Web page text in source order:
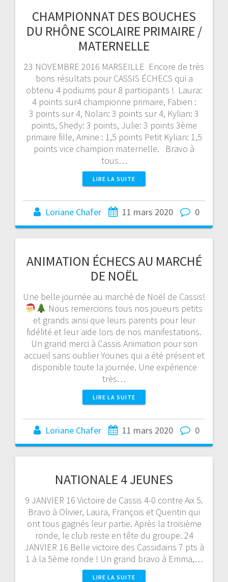
CHAMPIONNAT DES BOUCHES
DU RHÔNE SCOLAIRE PRIMAIRE /
MATERNELLE
23 NOVEMBRE 2016 MARSEILLE Encore de très
bons résultats pour CASSIS ÉCHECS qui a
obtenu 4 podiums pour 8 participants ! Laura:
4 points sur4 championne primaire, Fabien :
3 points sur 4, Nolan: 3 points sur 4, Kylian: 3
points, Shedy: 3 points, Julie: 3 points 3ème
primaire fille, Amine : 1,5 points Petit Kylian: 1,5
points vice champion maternelle. Bravo à
tous…
LIRE LA SUITE
Loriane Chafer 11 mars 2020 0
ANIMATION ÉCHECS AU MARCHÉ
DE NOËL
Une belle journée au marché de Noël de Cassis!
Nous remercions tous nos joueurs petits
et grands ainsi que leurs parents pour leur
fidélité et leur aide lors de nos manifestations.
Un grand merci à Cassis Animation pour son
accueil sans oublier Younes qui a été présent et
disponible toute la journée. Une expérience
très…
LIRE LA SUITE
Loriane Chafer 11 mars 2020 0
NATIONALE 4 JEUNES
9 JANVIER 16 Victoire de Cassis 4-0 contre Aix 5.
Bravo à Olivier, Laura, François et Quentin qui
ont tous gagnés leur partie. Après la troisième
ronde, le club reste en tête du groupe. 24
JANVIER 16 Belle victoire des Cassidains 7 pts à
1 à la 5ème ronde ! Un grand bravo à Emma,…
LIRE LA SUITE